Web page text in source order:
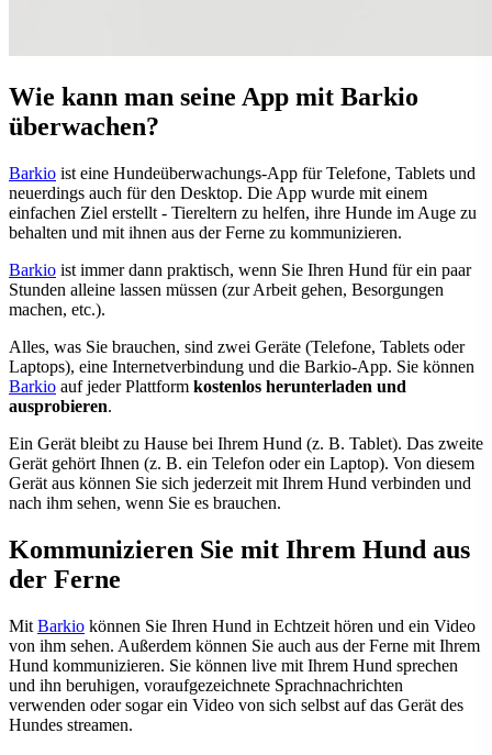
Wie kann man seine App mit Barkio
überwachen?
Barkio ist eine Hundeüberwachungs-App für Telefone, Tablets und
neuerdings auch für den Desktop. Die App wurde mit einem
einfachen Ziel erstellt - Tiereltern zu helfen, ihre Hunde im Auge zu
behalten und mit ihnen aus der Ferne zu kommunizieren.
Barkio ist immer dann praktisch, wenn Sie Ihren Hund für ein paar
Stunden alleine lassen müssen (zur Arbeit gehen, Besorgungen
machen, etc.).
Alles, was Sie brauchen, sind zwei Geräte (Telefone, Tablets oder
Laptops), eine Internetverbindung und die Barkio-App. Sie können
Barkio auf jeder Plattform kostenlos herunterladen und
ausprobieren.
Ein Gerät bleibt zu Hause bei Ihrem Hund (z. B. Tablet). Das zweite
Gerät gehört Ihnen (z. B. ein Telefon oder ein Laptop). Von diesem
Gerät aus können Sie sich jederzeit mit Ihrem Hund verbinden und
nach ihm sehen, wenn Sie es brauchen.
Kommunizieren Sie mit Ihrem Hund aus
der Ferne
Mit Barkio können Sie Ihren Hund in Echtzeit hören und ein Video
von ihm sehen. Außerdem können Sie auch aus der Ferne mit Ihrem
Hund kommunizieren. Sie können live mit Ihrem Hund sprechen
und ihn beruhigen, voraufgezeichnete Sprachnachrichten
verwenden oder sogar ein Video von sich selbst auf das Gerät des
Hundes streamen.